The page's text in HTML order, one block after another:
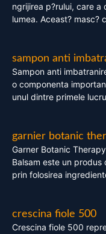
ngrijirea p?rului, care
lumea. Aceast? masc?
sampon anti
Sampon anti
o componenta
unul dintre primele
garnier botanic
Garner Botanic
Balsam este un produs
prin folosirea
crescina fiole 500
Crescina fiole 500